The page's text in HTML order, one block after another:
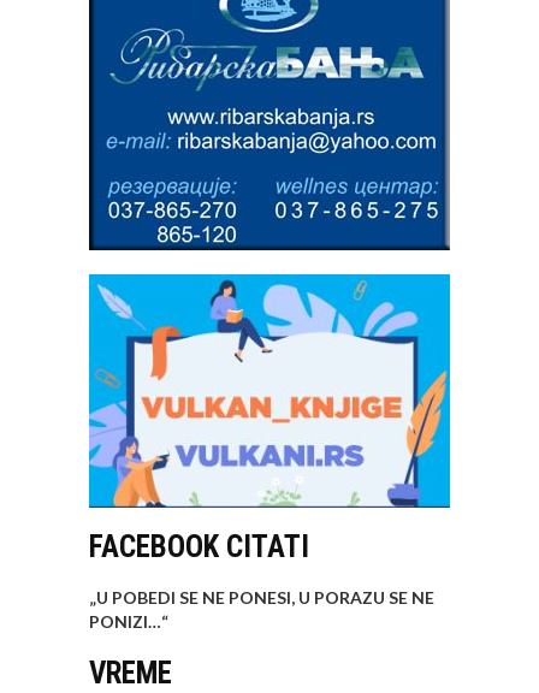
FACEBOOK CITATI
„U POBEDI SE NE PONESI, U PORAZU SE NE
PONIZI…“
VREME